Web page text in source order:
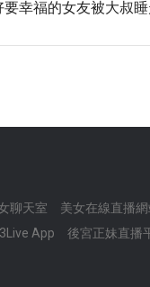
要幸福的女友被大叔
聊天室 美女在線直播
App 後宮正妹直播